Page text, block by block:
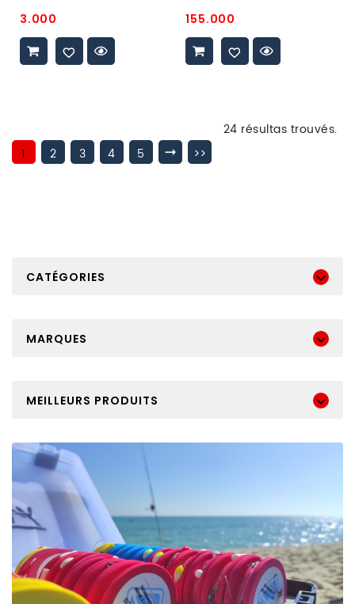
Prix
promo
3.000
Prix
promo
155.000
1 2 3 4 5 >>
24 résultas trouvés.
CATÉGORIES
MARQUES
MEILLEURS PRODUITS